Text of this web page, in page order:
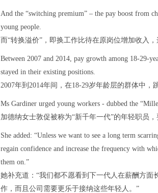
And the “switching premium” – the pay boost from
young people.
而“转换溢价”，即换工作比待在原岗位增加收入
Between 2007 and 2014, pay growth among 18-29-
stayed in their existing positions.
2007年到2014年间，在18-29岁年龄层的群体中
Ms Gardiner urged young workers - dubbed the
加德纳女士敦促被称为“新千年一代”的年轻职员，
She added: “Unless we want to see a long term
regain confidence and increase the frequency with
them on.”
她补充道：“我们都不愿看到下一代人在薪酬方
作，而且公司需要更乐于接纳这些年轻人。”